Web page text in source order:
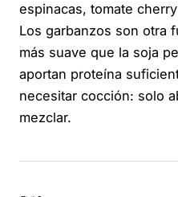
espinacas, tomate
Los garbanzos son otra
más suave que la soja
aportan proteína
necesitar cocción: solo
mezclar.